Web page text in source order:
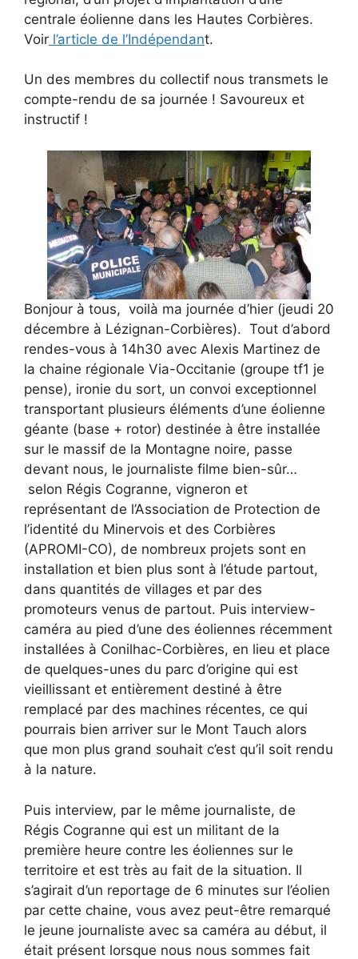
centrale éolienne dans les Hautes Corbières.
Voir l’article de l’Indépendant.
Un des membres du collectif nous transmets le
compte-rendu de sa journée ! Savoureux et
instructif !
Bonjour à tous, voilà ma journée d’hier (jeudi 20
décembre à Lézignan-Corbières). Tout d’abord
rendes-vous à 14h30 avec Alexis Martinez de
la chaine régionale Via-Occitanie (groupe tf1 je
pense), ironie du sort, un convoi exceptionnel
transportant plusieurs éléments d’une éolienne
géante (base + rotor) destinée à être installée
sur le massif de la Montagne noire, passe
devant nous, le journaliste filme bien-sûr…
selon Régis Cogranne, vigneron et
représentant de l’Association de Protection de
l’identité du Minervois et des Corbières
(APROMI-CO), de nombreux projets sont en
installation et bien plus sont à l’étude partout,
dans quantités de villages et par des
promoteurs venus de partout. Puis interview-
caméra au pied d’une des éoliennes récemment
installées à Conilhac-Corbières, en lieu et place
de quelques-unes du parc d’origine qui est
vieillissant et entièrement destiné à être
remplacé par des machines récentes, ce qui
pourrais bien arriver sur le Mont Tauch alors
que mon plus grand souhait c’est qu’il soit rendu
à la nature.
Puis interview, par le même journaliste, de
Régis Cogranne qui est un militant de la
première heure contre les éoliennes sur le
territoire et est très au fait de la situation. Il
s’agirait d’un reportage de 6 minutes sur l’éolien
par cette chaine, vous avez peut-être remarqué
le jeune journaliste avec sa caméra au début, il
était présent lorsque nous nous sommes fait